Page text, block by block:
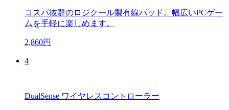
コスパ抜群のロジクール製有線パッド。幅広いPCゲー
ムを手軽に楽しめます。
2,860円
4
DualSense ワイヤレスコントローラー